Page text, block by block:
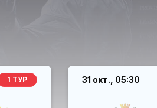
1 ТУР 31 окт., 05:30